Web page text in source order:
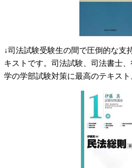
↓司法試験受験生の間で圧倒的な支
キストです。司法試験、司法書士
学の学部試験対策に最高のテキスト